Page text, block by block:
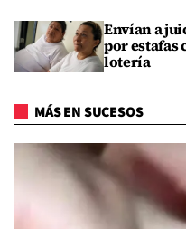
Envían a
por estafas
lotería
MÁS EN SUCESOS